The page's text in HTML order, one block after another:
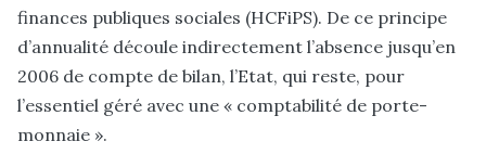
finances publiques sociales (HCFiPS). De ce principe
d’annualité découle indirectement l’absence jusqu’en
2006 de compte de bilan, l’Etat, qui reste, pour
l’essentiel géré avec une « comptabilité de porte-
monnaie ».